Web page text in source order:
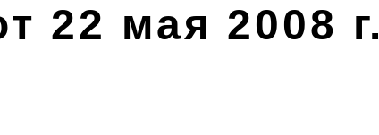
22 мая 2008 г.